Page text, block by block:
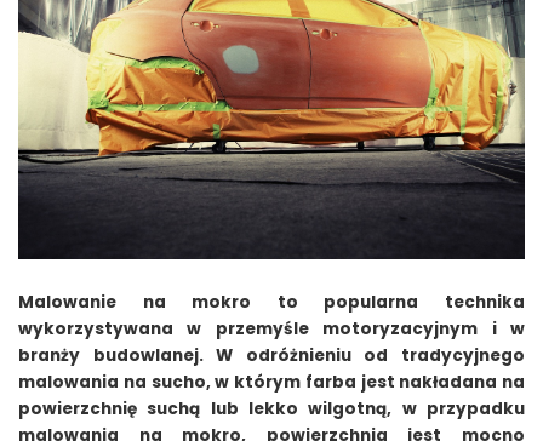
Malowanie na mokro to popularna technika
wykorzystywana w przemyśle motoryzacyjnym i w
branży budowlanej. W odróżnieniu od tradycyjnego
malowania na sucho, w którym farba jest nakładana na
powierzchnię suchą lub lekko wilgotną, w przypadku
malowania na mokro, powierzchnia jest mocno